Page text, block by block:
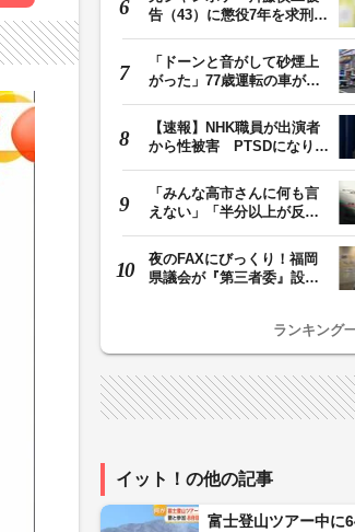
告（43）に懲役7年を求刑
「ドーンと音がして砂煙上
がった」77歳運転の車が立
【速報】NHK職員が出演者
から性被害 PTSDになり休
「みんな高市さんに何も言
えない」「半分以上が反
夜のFAXにびっくり！福岡
県議会が『第三者委』設置
ランキング
イット！の他の記事
富士登山ツアー中に